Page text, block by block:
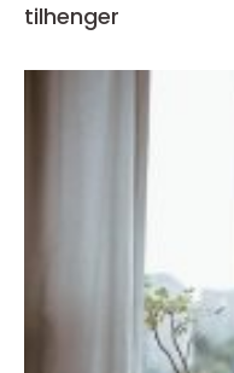
tilhenger